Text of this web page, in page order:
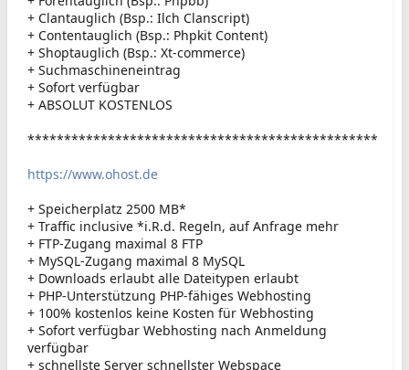
+ Clantauglich (Bsp.: Ilch Clanscript)
+ Contentauglich (Bsp.: Phpkit Content)
+ Shoptauglich (Bsp.: Xt-commerce)
+ Suchmaschineneintrag
+ Sofort verfügbar
+ ABSOLUT KOSTENLOS
************************************************
https://www.ohost.de
+ Speicherplatz 2500 MB*
+ Traffic inclusive *i.R.d. Regeln, auf Anfrage mehr
+ FTP-Zugang maximal 8 FTP
+ MySQL-Zugang maximal 8 MySQL
+ Downloads erlaubt alle Dateitypen erlaubt
+ PHP-Unterstützung PHP-fähiges Webhosting
+ 100% kostenlos keine Kosten für Webhosting
+ Sofort verfügbar Webhosting nach Anmeldung
verfügbar
+ schnellste Server schnellster Webspace